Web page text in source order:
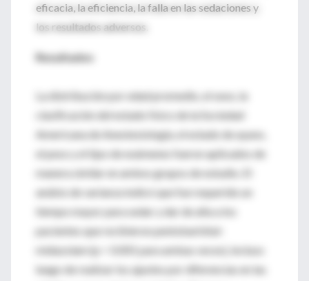
eficacia, la eficiencia, la falla en las sedaciones y
los resultados adversos.
Resultados
La distribución por edad promedio, el sexo, la
clasificación del estado físico de la Sociedad
Americana de Anestesiología, el estado de ayuno,
el peso y el tipo de exámenes fueron aplicados de
manera similar en ambos grupos de estudio. El
análsis de varianza indicó que fue requerido un
tiempo mayor para sedar y dar de alta a los
pacientes que recibieron pentobarbital-
midazolam (p < 0.001 para ambas veces), incluso
luego de realizar los ajustes por diferencias en las